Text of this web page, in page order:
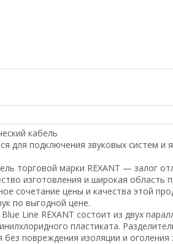
кабель
для подключения звуковых систем
торговой марки REXANT — залог
изготовления и широкая область
сочетание цены и качества этой
по выгодной цене.
Line REXANT состоит из двух
пластиката.
без повреждения изоляции и